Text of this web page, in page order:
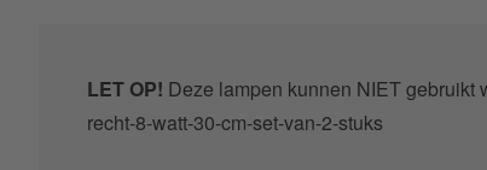
LET OP! Deze lampen kunnen NIET gebruikt
recht-8-watt-30-cm-set-van-2-stuks